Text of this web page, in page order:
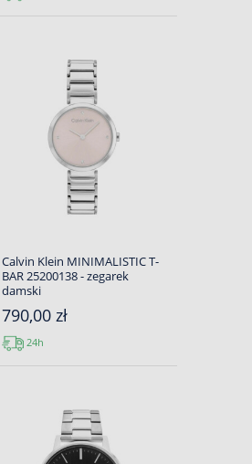
Calvin Klein MINIMALISTIC T-
BAR 25200138 - zegarek
damski
790,00 zł
24h